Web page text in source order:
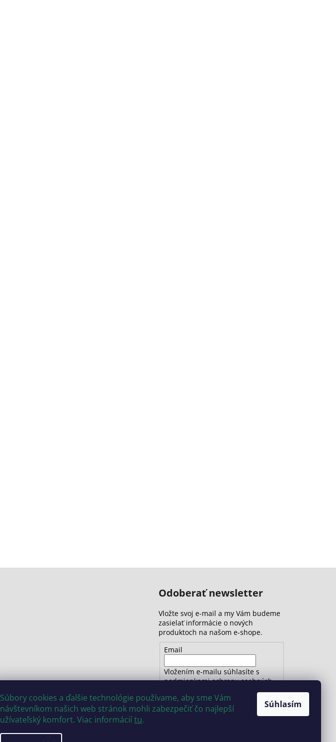
Súbory cookies a ďalšie technológie používame, aby sme Vám
návštevníkom našich web stránok mohli zabezpečiť čo najlepší
užívateľský komfort. Viac informáciítu.
Súhlasím
Odoberať newsletter
Vložte svoj e-mail a my Vám budeme
zasielať informácie o nových
produktoch na našom e-shope.
Email
Vložením e-mailu súhlasíte s
podmienkami ochrany osobných
PRIHLÁSIŤ SA